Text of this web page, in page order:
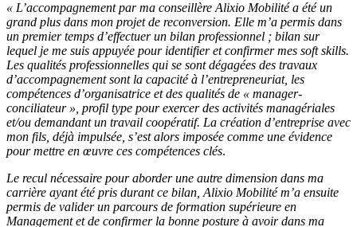
« L’accompagnement par ma conseillère Alixio Mobilité a été un
grand plus dans mon projet de reconversion. Elle m’a permis dans
un premier temps d’effectuer un bilan professionnel ; bilan sur
lequel je me suis appuyée pour identifier et confirmer mes soft skills.
Les qualités professionnelles qui se sont dégagées des travaux
d’accompagnement sont la capacité à l’entrepreneuriat, les
compétences d’organisatrice et des qualités de « manager-
conciliateur », profil type pour exercer des activités managériales
et/ou demandant un travail coopératif. La création d’entreprise avec
mon fils, déjà impulsée, s’est alors imposée comme une évidence
pour mettre en œuvre ces compétences clés.
Le recul nécessaire pour aborder une autre dimension dans ma
carrière ayant été pris durant ce bilan, Alixio Mobilité m’a ensuite
permis de valider un parcours de formation supérieure en
Management et de confirmer la bonne posture à avoir dans ma